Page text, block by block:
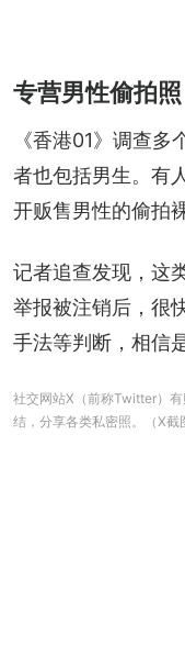
专营男性偷拍
《香港01》调查
者也包括男生。有
开贩售男性的偷拍
记者追查发现，这
举报被注销后，很
手法等判断，相信
社交网站X（前称Twitter）
结，分享各类私密照。（X截